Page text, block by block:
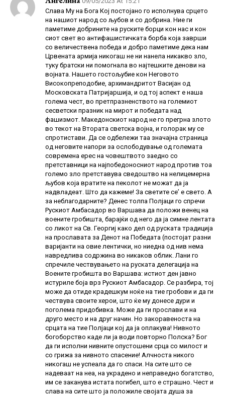
Слава Му на Бога Кој постојано го исполнува срцето
на нашиот народ со љубов и со добрина. Ние ги
паметиме добрините на руските борци кон нас и кон
сиот свет во антифашистичката борба која заврши
со величествена победа и добро паметиме дека нам
Црвената армија никогаш не ни нанела никакво зло,
туку братски ни помогнала во најтешките денови на
војната. Нашето гостољубие кон Неговото
Високопреподобие, архимандритот Васијан од
Московската Патријаршија, и од тој аспект е наша
голема чест, во претпразненството на големиот
сесветски празник на мирот и победата над
фашизмот. Македонскиот народ не го прегрна злото
во текот на Втората светска војна, и голорак му се
спротистави. Да се одбележи таа значајна страница
од неговите напори за ослободување од големата
современа ерес на човештвото заедно со
претставници на најпобедоносниот народ против тоа
големо зло претставува сведоштво на нелицемерна
љубов која вратите на пеколот не можат да ја
надвладеат. Што да кажеме! За светите се’ е свето. А
за неблагодарните? Денес толпа Полјаци го спречи
Рускиот Амбасадор во Варшава да положи венец на
воените гробишта, барајќи од него да ја симне лентата
со ликот на Св. Георгиј како дел од руската традиција
на прославата за Денот на Победата (постојат разни
варијанти на овие лентички, но ниедна од нив нема
навредлива содржина во никаков облик. Лани го
спречиле чествувањето на руската делегација на
Воените гробишта во Варшава: истиот ден јавно
истуриле боја врз Рускиот Амбасадор. Се разбира, тој
може да отиде крадешкум ноќе на тие гробови и да ги
чествува своите херои, што ќе му донесе дури и
поголема придобивка. Може да ги прослави и на
друго место и на друг начин. Но закоравеноста на
срцата на тие Полјаци кој да ја оплакува! Нивното
богоборство каде ли ја води повторно Полска? Бог
да ги исполни нивните опустошени срца со милост и
со грижа за нивното спасение! Алчноста никого
никогаш не успеала да го спаси. На сите што се
надеваат на неа, на украдено и неправедно богатство,
им се заканува истата погибел, што е страшно. Чест и
слава на сите што ја положиле својата душа за